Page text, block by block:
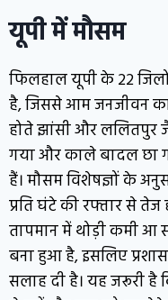
यूपी में मौसम
फिलहाल यूपी के 22
है, जिससे आम जनजीवन
होते झांसी और
गया और काले बादल छा
हैं। मौसम विशेषज्ञों के
प्रति घंटे की रफ्तार से
तापमान में थोड़ी कमी आ
बना हुआ है, इसलिए
सलाह दी है। यह जरूरी